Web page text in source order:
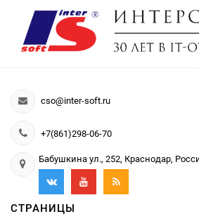
cso@inter-soft.ru
+7(861)298-06-70
Бабушкина ул., 252, Краснодар,
СТРАНИЦЫ